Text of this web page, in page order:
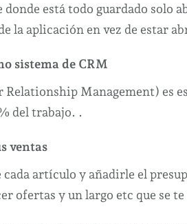
donde está todo guardado solo
la aplicación en vez de estar
sistema de CRM
Relationship Management) es
del trabajo. .
ventas
cada artículo y añadirle el
ofertas y un largo etc que se